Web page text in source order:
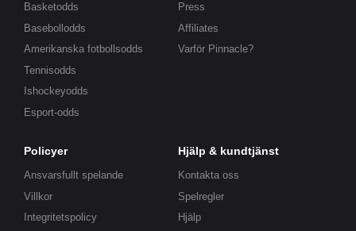
Basketodds
Basebollodds
Amerikanska fotbollsodds
Tennisodds
Ishockeyodds
Esport-odds
Press
Affiliates
Varför Pinnacle?
Policyer
Ansvarsfullt spelande
Villkor
Integritetspolicy
Hjälp & kundtjänst
Kontakta oss
Spelregler
Hjälp